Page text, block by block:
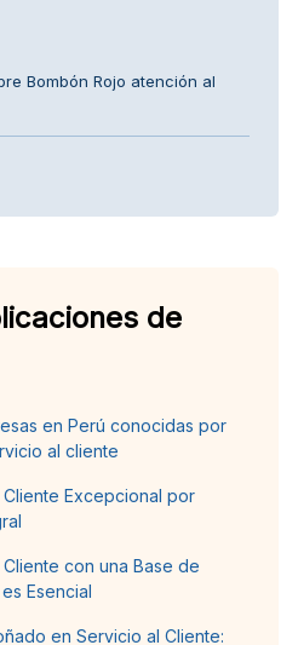
Bombón Rojo atención al
de
en Perú conocidas por
al cliente
Excepcional por
con una Base de
Esencial
en Servicio al Cliente: